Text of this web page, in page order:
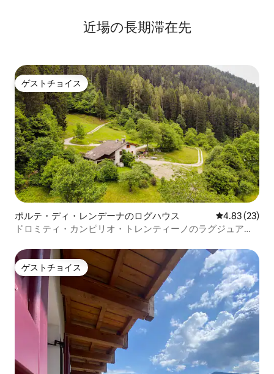
近場の長期滞在先
ゲストチョイス
ゲストチョイス
ポルテ・ディ・レンデーナのログハウス レビュー23
4.83 (23)
ドロミティ・カンピリオ・トレンティーノのラグジュアリ
ゲストチョイス
ゲストチョイス